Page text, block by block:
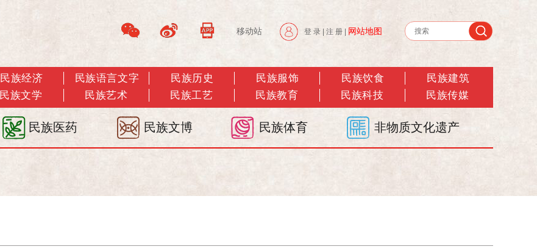
移动站 登 录 注 册 网站地图
民族经济 民族语言文字 民族历史 民族服饰 民族饮食
民族建筑
民族文学 民族艺术 民族工艺 民族教育 民族科技 民族传媒
民族医药 民族文博 民族体育 非物质文化遗产